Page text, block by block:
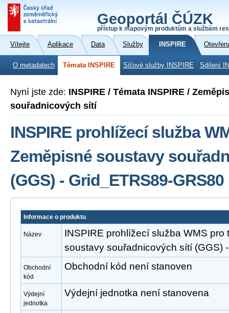
Geoportál ČÚZK
přístup k mapovým produktům a službám
Vítejte Aplikace Data Služby INSPIRE
O metadatech Témata INSPIRE Síťové služby INSPIRE Sdílení
Nyní jste zde: INSPIRE / Témata INSPIRE /
souřadnicových sítí
INSPIRE prohlížecí služba
Zeměpisné soustavy
(GGS) - Grid_ETRS89-GRS80
Informace o produktu
Název
INSPIRE prohlížecí služba WMS pro
soustavy souřadnicových sítí (GGS)
Obchodní
kód
Obchodní kód není stanoven
Výdejní
jednotka
Výdejní jednotka není stanovena